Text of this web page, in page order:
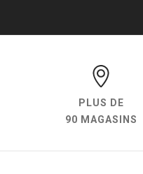
PLUS DE
90 MAGASINS